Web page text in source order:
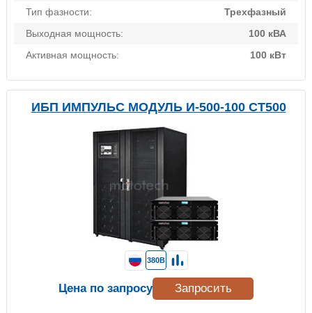
Тип фазности:
Трехфазный
Выходная мощность:
100 кВА
Активная мощность:
100 кВт
ИБП ИМПУЛЬС МОДУЛЬ И-500-100 СТ500
380В
Цена по запросу Запросить